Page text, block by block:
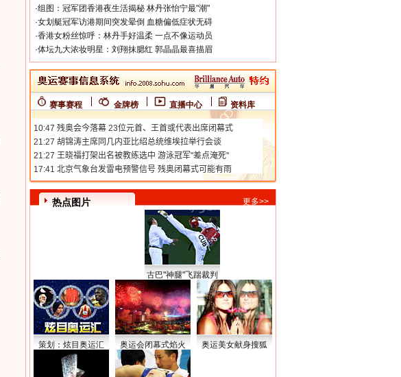
·组图：冠军团香港夜生活揭秘 林丹张怡宁最"潮"
·女划艇冠军访港期间突发晕倒 血糖偏低症状无碍
·香港女粉丝惊呼：林丹手好温柔 一点不像运动员
·体坛九大浓妆明星：刘翔抹腮红 郭晶晶最喜描眉
赛事赛程 金牌榜 直播中心 资料库
热点图片 更多>>
古巴"神腿"飞踹裁判
策划：炫目奥运汇 奥运会闭幕式焰火 奥运美女献身搜狐